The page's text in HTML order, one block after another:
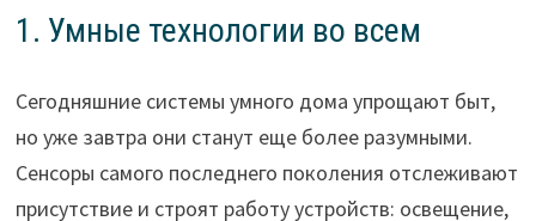
1. Умные технологии во всем
Сегодняшние системы умного дома упрощают быт,
но уже завтра они станут еще более разумными.
Сенсоры самого последнего поколения отслеживают
присутствие и строят работу устройств: освещение,